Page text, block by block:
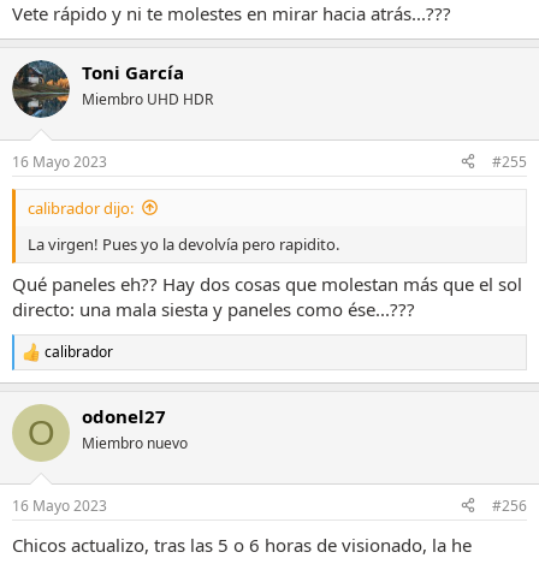
Vete rápido y ni te molestes en mirar hacia atrás...???
Toni García
Miembro UHD HDR
16 Mayo 2023 #255
calibrador dijo:
La virgen! Pues yo la devolvía pero rapidito.
Qué paneles eh?? Hay dos cosas que molestan más que el sol
directo: una mala siesta y paneles como ése...???
R
e
c
i
e
:
calibrador
O odonel27
Miembro nuevo
16 Mayo 2023 #256
Chicos actualizo, tras las 5 o 6 horas de visionado, la he